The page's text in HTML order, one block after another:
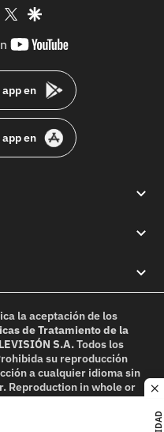
instagram
twittergoogle
youtube-
en
en
la aceptación de los
de Tratamiento de la
S.A.Todos los
su reproducción
a cualquier idioma sin
Reproduction in whole or
written permission is